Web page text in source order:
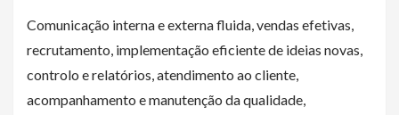
Comunicação interna e externa fluida, vendas efetivas,
recrutamento, implementação eficiente de ideias novas,
controlo e relatórios, atendimento ao cliente,
acompanhamento e manutenção da qualidade,